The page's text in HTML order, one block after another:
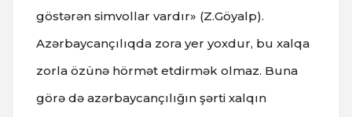
göstərən simvollar vardır» (Z.Göyalp).
Azərbaycançılıqda zora yer yoxdur, bu xalqa
zorla özünə hörmət etdirmək olmaz. Buna
görə də azərbaycançılığın şərti xalqın